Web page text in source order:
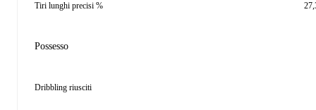
Tiri lunghi precisi %
Possesso
Dribbling riusciti